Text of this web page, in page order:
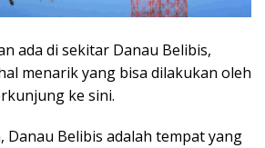
ada di sekitar Danau Belibis,
menarik yang bisa dilakukan oleh
ke sini.
Danau Belibis adalah tempat yang